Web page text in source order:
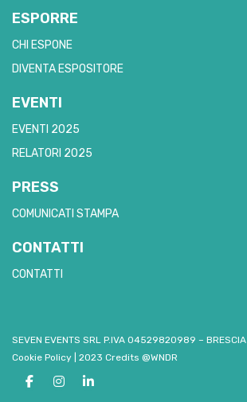
ESPORRE
CHI ESPONE
DIVENTA ESPOSITORE
EVENTI
EVENTI 2025
RELATORI 2025
PRESS
COMUNICATI STAMPA
CONTATTI
CONTATTI
SEVEN EVENTS SRL P.IVA 04529820989 – BRESCIA
Cookie Policy
2023 Credits @WNDR